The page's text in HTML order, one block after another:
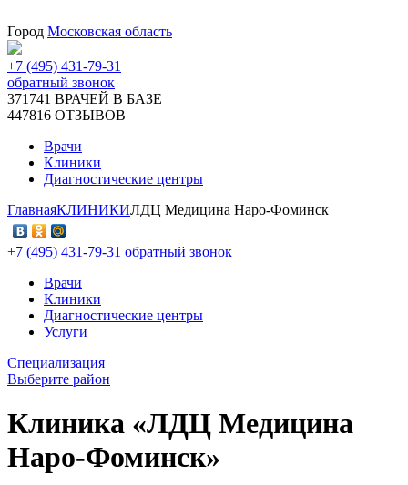
Город Московская область
+7 (495) 431-79-31
обратный звонок
371741 ВРАЧЕЙ В БАЗЕ
447816 ОТЗЫВОВ
Врачи
Клиники
Диагностические центры
ГлавнаяКЛИНИКИЛДЦ Медицина Наро-Фоминск
+7 (495) 431-79-31 обратный звонок
Врачи
Клиники
Диагностические центры
Услуги
Специализация
Выберите район
Клиника «ЛДЦ Медицина
Наро-Фоминск»